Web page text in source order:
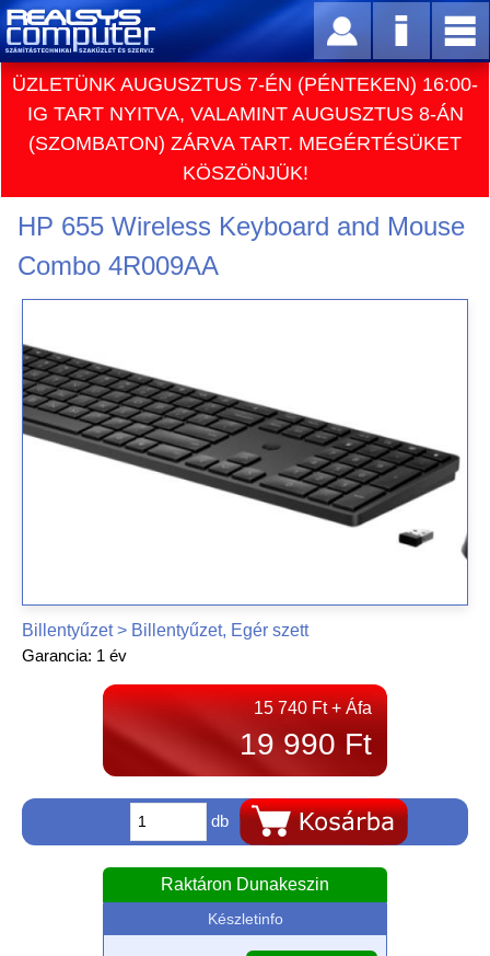
ÜZLETÜNK AUGUSZTUS 7-ÉN (PÉNTEKEN) 16:00-
IG TART NYITVA, VALAMINT AUGUSZTUS 8-ÁN
(SZOMBATON) ZÁRVA TART. MEGÉRTÉSÜKET
KÖSZÖNJÜK!
HP 655 Wireless Keyboard and Mouse
Combo 4R009AA
15 740 Ft + Áfa
19 990 Ft
db
Raktáron Dunakeszin
Készletinfo
Billentyűzet > Billentyűzet, Egér szett
Garancia: 1 év